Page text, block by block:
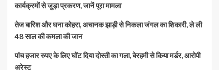
कार्यक्रमों से जुड़ा प्रकरण, जानें पूरा मामला
तेज बारिश और घना कोहरा, अचानक झाड़ी से निकला जंगल का शिकारी, ले ली
48 साल की कमला की जान
पांच हजार रुपए के लिए घोंट दिया दोस्ती का गला, बेरहमी से किया मर्डर, आरोपी
अरेस्ट